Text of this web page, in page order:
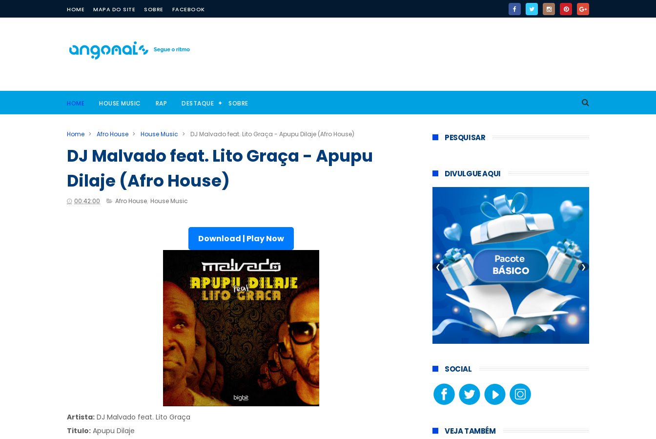
HOME MAPA DO SITE SOBRE FACEBOOK
HOME HOUSE MUSIC RAP DESTAQUE SOBRE
Home > Afro House > House Music > DJ Malvado feat. Lito Graça - Apupu Dilaje (Afro House)
DJ Malvado feat. Lito Graça - Apupu
Dilaje (Afro House)
00:42:00 Afro House, House Music
Download | Play Now
Artista: DJ Malvado feat. Lito Graça
Titulo: Apupu Dilaje
PESQUISAR
DIVULGUE AQUI
❮ ❯
SOCIAL
VEJA TAMBÉM